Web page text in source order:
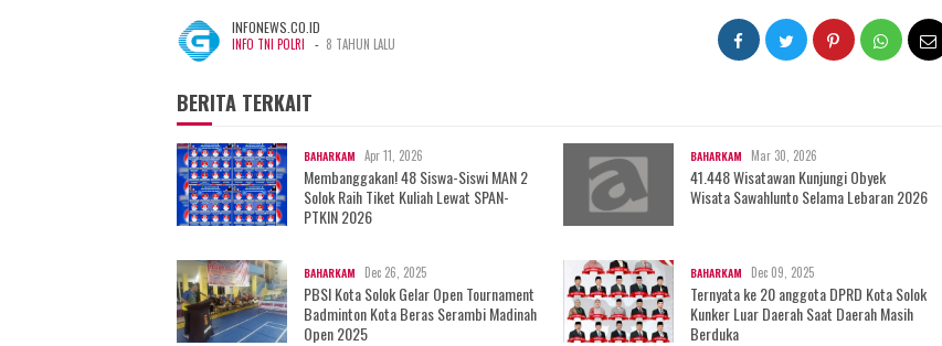
INFONEWS.CO.ID
INFO TNI POLRI - 8 TAHUN LALU
BERITA TERKAIT
BAHARKAM Apr 11, 2026
Membanggakan! 48 Siswa-Siswi MAN 2
Solok Raih Tiket Kuliah Lewat SPAN-
PTKIN 2026
BAHARKAM Mar 30, 2026
41.448 Wisatawan Kunjungi Obyek
Wisata Sawahlunto Selama Lebaran 2026
BAHARKAM Dec 26, 2025
PBSI Kota Solok Gelar Open Tournament
Badminton Kota Beras Serambi Madinah
Open 2025
BAHARKAM Dec 09, 2025
Ternyata ke 20 anggota DPRD Kota Solok
Kunker Luar Daerah Saat Daerah Masih
Berduka